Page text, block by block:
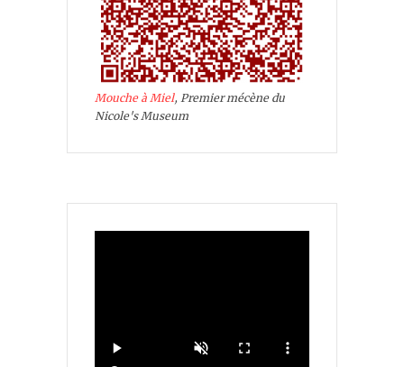
Mouche à Miel, Premier mécène du
Nicole's Museum